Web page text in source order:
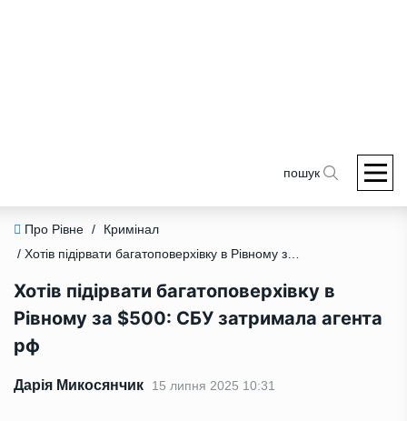
пошук
Про Рівне /
Кримінал
/ Хотів підірвати багатоповерхівку в Рівному за $500: СБУ затримала агента рф
Хотів підірвати багатоповерхівку в
Рівному за $500: СБУ затримала агента
рф
Дарія Микосянчик 15 липня 2025 10:31